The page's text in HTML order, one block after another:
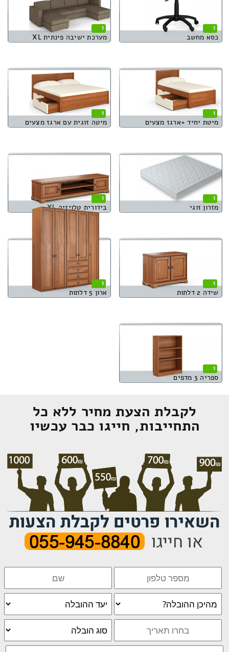
1
כסא מחשב
1
מערכת ישיבה פינתית XL
1
מיטת יחיד +ארגז מצעים
1
מיטה זוגית עם ארגז מצעים
1
מזרון זוגי
1
בידורית טלויזיה XL
1
שידה 2 דלתות
1
ארון 5 דלתות
1
ספריה 3 מדפים
לקבלת הצעת מחיר ללא כל
התחייבות, חייגו כבר עכשיו